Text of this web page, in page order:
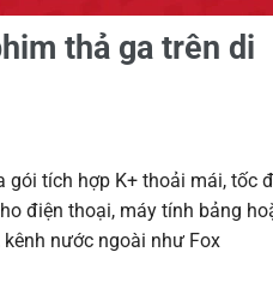
thả ga trên di
gói tích hợp K+ thoải mái, tốc
điện thoại, máy tính bảng
kênh nước ngoài như Fox